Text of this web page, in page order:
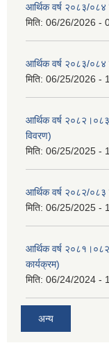
आर्थिक वर्ष २०८३/०८४
मिति: 06/26/2026 -
आर्थिक वर्ष २०८३/०८४
मिति: 06/25/2026 -
आर्थिक वर्ष
विवरण)
मिति: 06/25/2025 -
आर्थिक वर्ष २०८२/०८३
मिति: 06/25/2025 -
आर्थिक वर्ष
कार्यक्रम)
मिति: 06/24/2024 -
अन्य